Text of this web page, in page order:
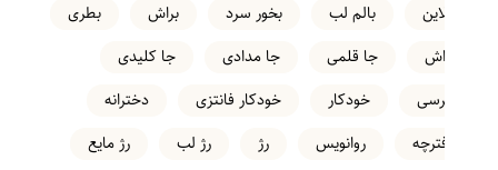
انلاین
بالم لب بخور سرد براش
بطری
تراش
جا قلمی جا مدادی
جا کلیدی
خرسی
خودکار خودکار فانتزی
دخترانه
دفترچه
روانویس رژ رژ لب
رژ مایع